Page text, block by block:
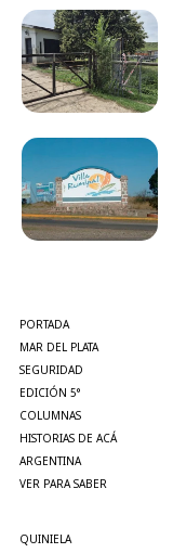
PORTADA
MAR DEL PLATA
SEGURIDAD
EDICIÓN 5°
COLUMNAS
HISTORIAS DE ACÁ
ARGENTINA
VER PARA SABER
QUINIELA